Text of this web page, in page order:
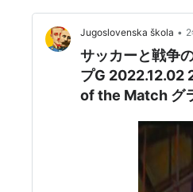
Jugoslovenska škola •
サッカーと戦争
プG 2022.12.02
of the Match グラニト・ジャカ